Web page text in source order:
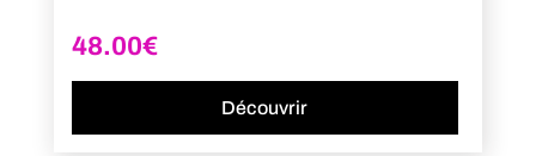
48.00€
Découvrir